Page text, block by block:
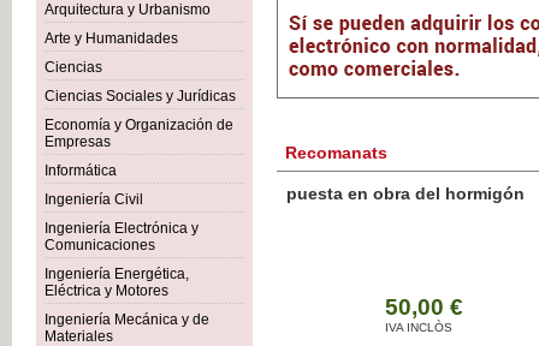
Arquitectura y Urbanismo
Arte y Humanidades
Ciencias
Ciencias Sociales y Jurídicas
Economía y Organización de
Empresas
Informática
Ingeniería Civil
Ingeniería Electrónica y
Comunicaciones
Ingeniería Energética,
Eléctrica y Motores
Ingeniería Mecánica y de
Materiales
Recomanats
Botánica Agroalimentaria